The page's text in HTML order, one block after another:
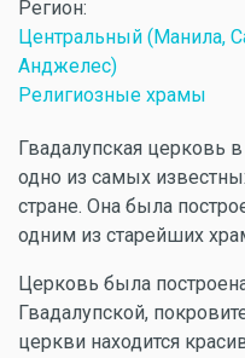
Регион:
Центральный (Манила,
Анджелес)
Религиозные храмы
Гвадалупская церковь
одно из самых
стране. Она была
одним из старейших
Церковь была
Гвадалупской,
церкви находится